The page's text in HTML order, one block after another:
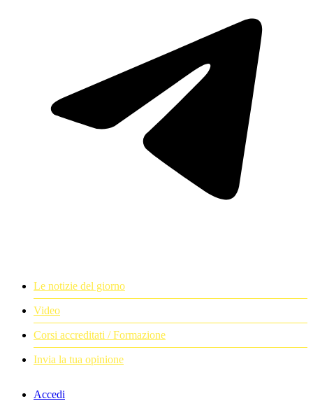
Le notizie del giorno
Video
Corsi accreditati / Formazione
Invia la tua opinione
Accedi